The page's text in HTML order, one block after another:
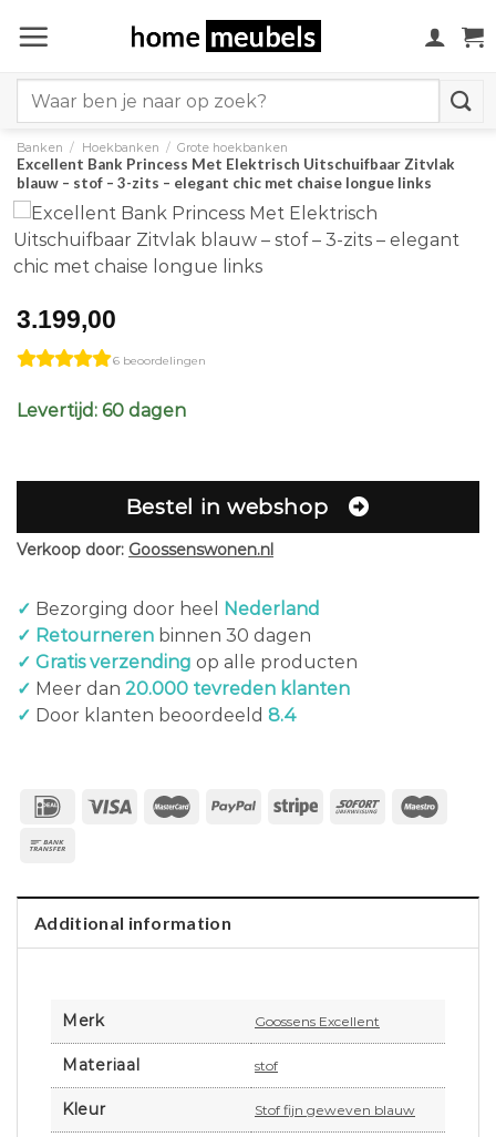
naar
for:
Banken / Hoekbanken / Grote hoekbanken
Excellent Bank Princess Met Elektrisch Uitschuifbaar Zitvlak
blauw – stof – 3-zits – elegant chic met chaise longue links
3.199,00
6 beoordelingen
Levertijd: 60 dagen
Bestel in webshop
Verkoop door: Goossenswonen.nl
✓ Bezorging door heel
Nederland
✓ Retourneren binnen 30 dagen
✓ Gratis verzending op alle producten
✓ Meer dan 20.000 tevreden klanten
✓ Door klanten beoordeeld 8.4
Additional information
Merk Goossens Excellent
Materiaal stof
Kleur Stof fijn geweven blauw